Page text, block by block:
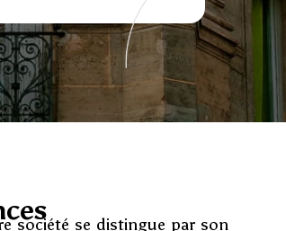
société se distingue par son